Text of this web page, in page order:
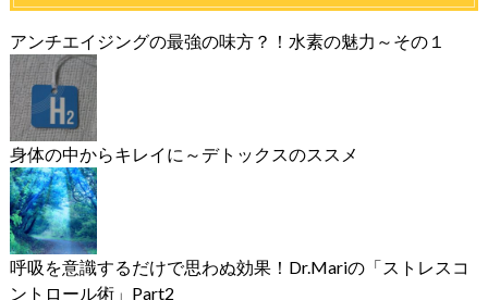
アンチエイジングの最強の味方？！水素の魅力～その１
身体の中からキレイに～デトックスのススメ
呼吸を意識するだけで思わぬ効果！Dr.Mariの「ストレスコ
ントロール術」Part2